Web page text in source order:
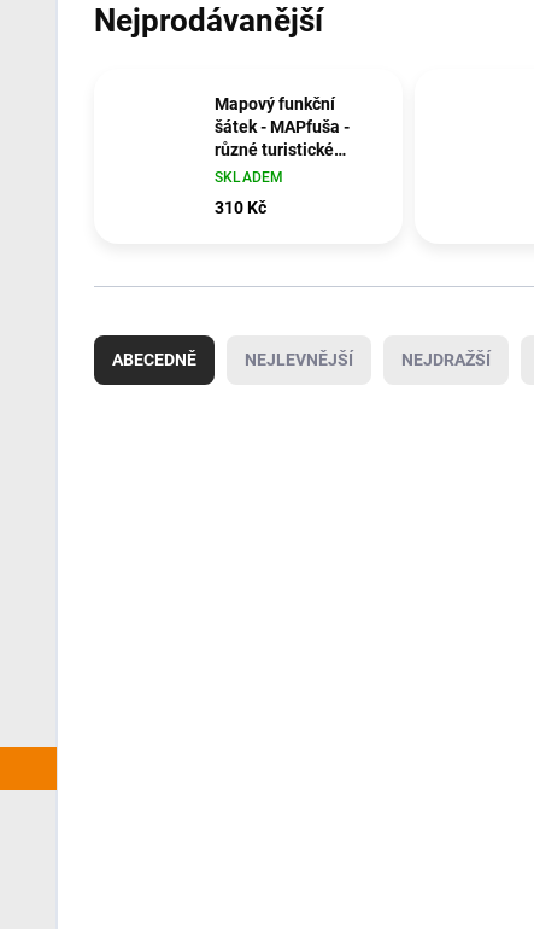
Nejprodávanější
Mapový funkční
šátek - MAPfuša -
různé turistické
mapy
SKLADEM
310 Kč
a
z
ABECEDNĚ NEJLEVNĚJŠÍ NEJDRAŽŠÍ